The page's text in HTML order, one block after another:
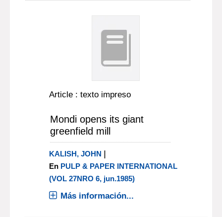
Article : texto impreso
Mondi opens its giant
greenfield mill
KALISH, JOHN |
En PULP & PAPER INTERNATIONAL
(VOL 27NRO 6, jun.1985)
Más información...